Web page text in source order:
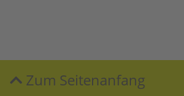
Zum Seitenanfang